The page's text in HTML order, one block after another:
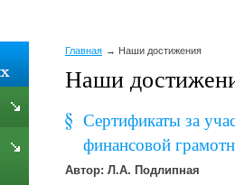
Главная Наши достижения
Наши
Сертификаты за
финансовой
Автор: Л.А. Подлипная